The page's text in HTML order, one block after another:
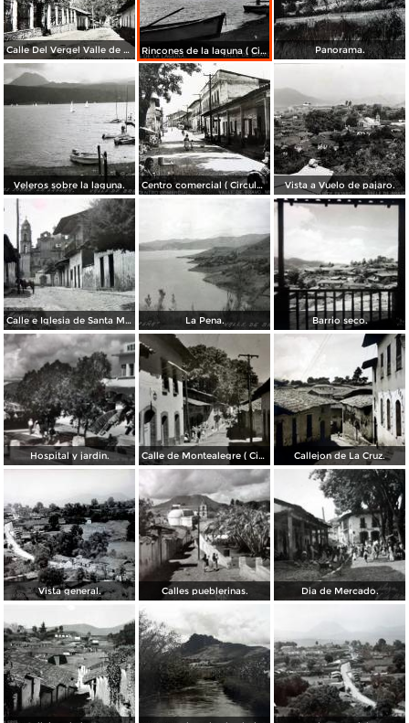
Calle Del Vergel Valle de Bravo, Edo de México ( Circulada el 31 de Diciembre de 1953 ). Rincones de la laguna ( Circulada el 22 de Diciembre de 1954 ). Panorama.
Veleros sobre la laguna. Centro comercial ( Circulada el 11 de Agosto de 1957 ). Vista a Vuelo de pajaro.
Calle e Iglesia de Santa Maria Ahuatlan. La Pena. Barrio seco.
Hospital y jardin. Calle de Montealegre ( Circulada el 25 de Mayo de 1958 ). Callejon de La Cruz.
Vista general. Calles pueblerinas. Dia de Mercado.